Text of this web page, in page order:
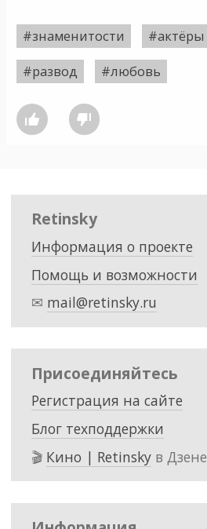
#знаменитости #актёры
#развод
#любовь
 
Retinsky
Информация о проекте
Помощь и возможности
✉ mail@retinsky.ru
Присоединяйтесь
Регистрация на сайте
Блог техподдержки
🎬 Кино | Retinskyв Дзене